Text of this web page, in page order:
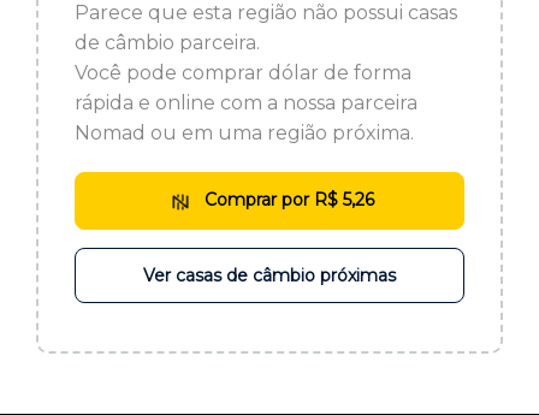
Parece que esta região não possui casas
de câmbio parceira.
Você pode comprar dólar de forma
rápida e online com a nossa parceira
Nomad ou em uma região próxima.
Comprar por R$ 5,26
Ver casas de câmbio próximas